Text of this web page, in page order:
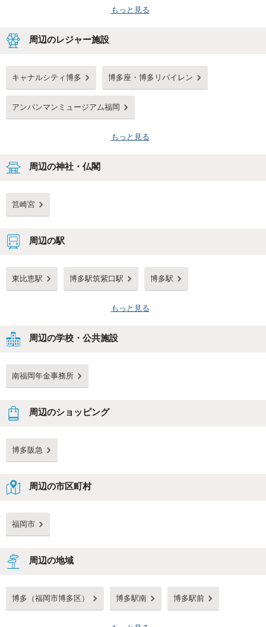
もっと見る
周辺のレジャー施設
キャナルシティ博多 博多座・博多リバイレン
アンパンマンミュージアム福岡
もっと見る
周辺の神社・仏閣
筥崎宮
周辺の駅
東比恵駅 博多駅筑紫口駅 博多駅
もっと見る
周辺の学校・公共施設
南福岡年金事務所
周辺のショッピング
博多阪急
周辺の市区町村
福岡市
周辺の地域
博多（福岡市博多区） 博多駅南 博多駅前